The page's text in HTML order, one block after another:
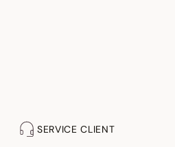
SERVICE CLIENT